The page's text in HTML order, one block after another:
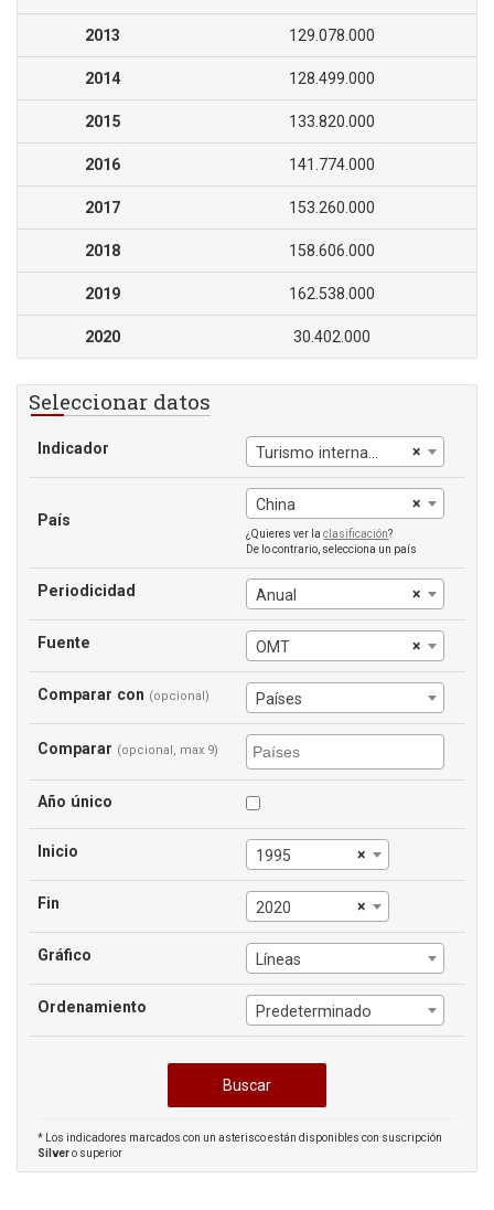
2013 129.078.000
2014 128.499.000
2015 133.820.000
2016 141.774.000
2017 153.260.000
2018 158.606.000
2019 162.538.000
2020 30.402.000
Seleccionar datos
Indicador ×
Turismo internacional, número de llegadas
País
×
China
¿Quieres ver laclasificación?
De lo contrario, selecciona un país
Periodicidad ×
Anual
Fuente ×
OMT
Comparar con (opcional) Países
Comparar (opcional, max 9)
Año único
Inicio ×
1995
Fin ×
2020
Gráfico Líneas
Ordenamiento Predeterminado
* Los indicadores marcados con un asterisco están disponibles con suscripción
Silvero superior